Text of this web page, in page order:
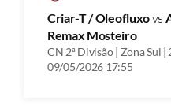
Criar-T / Oleofluxovs
Remax Mosteiro
CN 2ª Divisão | Zona Sul |
09/05/2026 17:55